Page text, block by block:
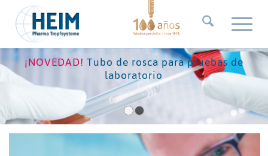
¡NOVEDAD! Tubo de rosca para pruebas de
laboratorio
2